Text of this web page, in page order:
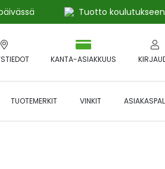
Tuotto
KANTA-ASIAKKUUS
TUOTEMERKIT VINKIT